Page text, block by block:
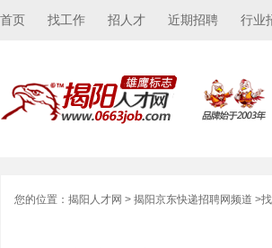
首页 找工作 招人才 近期招聘 行业
您的位置： 揭阳人才网 > 揭阳京东快递招聘网频道 >